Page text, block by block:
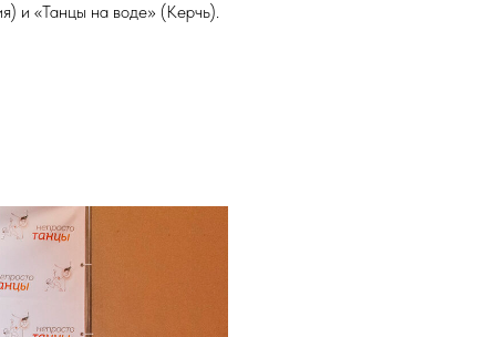
и «Танцы на воде» (Керчь).